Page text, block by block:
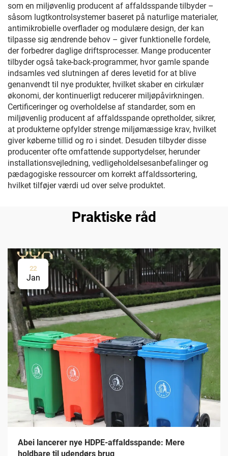
som en miljøvenlig producent af affaldsspande tilbyder –
såsom lugtkontrolsystemer baseret på naturlige materialer,
antimikrobielle overflader og modulære design, der kan
tilpasse sig ændrende behov – giver funktionelle fordele,
der forbedrer daglige driftsprocesser. Mange producenter
tilbyder også take-back-programmer, hvor gamle spande
indsamles ved slutningen af deres levetid for at blive
genanvendt til nye produkter, hvilket skaber en cirkulær
økonomi, der kontinuerligt reducerer miljøpåvirkningen.
Certificeringer og overholdelse af standarder, som en
miljøvenlig producent af affaldsspande opretholder, sikrer,
at produkterne opfylder strenge miljømæssige krav, hvilket
giver køberne tillid og ro i sindet. Desuden tilbyder disse
producenter ofte omfattende supportydelser, herunder
installationsvejledning, vedligeholdelsesanbefalinger og
pædagogiske ressourcer om korrekt affaldssortering,
hvilket tilføjer værdi ud over selve produktet.
Praktiske råd
22
Jan
Abei lancerer nye HDPE-affaldsspande: Mere
holdbare til udendørs brug